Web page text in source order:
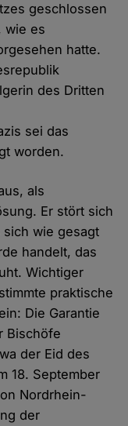
geschlossen
wie es
hatte.
des Dritten
sei das
worden.
als
Er stört sich
wie gesagt
handelt, das
Wichtiger
praktische
Die Garantie
Bischöfe
der Eid des
18. September
Nordrhein-
der